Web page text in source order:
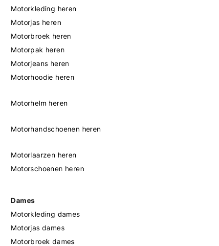
Motorkleding heren
Motorjas heren
Motorbroek heren
Motorpak heren
Motorjeans heren
Motorhoodie heren
Motorhelm heren
Motorhandschoenen heren
Motorlaarzen heren
Motorschoenen heren
Dames
Motorkleding dames
Motorjas dames
Motorbroek dames